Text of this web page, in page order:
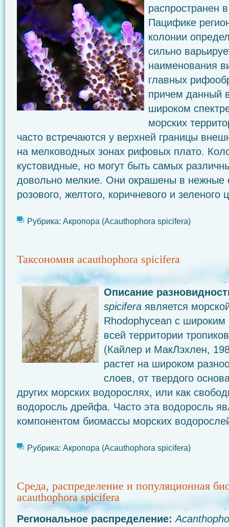
распространен
Пацифике
колонии
сильно
наименования
главных
причем данный
широком
морских
часто встречаются у верхней границы
на мелководных зонах рифовых плато.
кустовидные, но могут быть самых
довольно мелкие. Они окрашены в нежные
розового, желтого, коричневого и зеленого
Рубрика: Акропора (Acauthophora spicifera)
Таксономия acauthophora spicifera
Описание
spicifera является
Rhodophycean с
всей территории
(Кайлер и МакЛэхлен,
растет на широком
слоев, от твердого
других морских водорослях, или как
водоросль дрейфа. Часто эта водоросль
компонентом биомассы морских
Рубрика: Акропора (Acauthophora spicifera)
Среда, распределение и популяционная
acauthophora spicifera
Региональное распределение: